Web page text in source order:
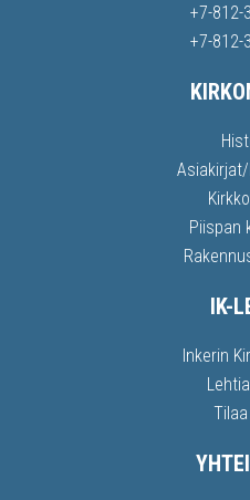
+7-812-
+7-812-
Piispan
IK-
Inkerin